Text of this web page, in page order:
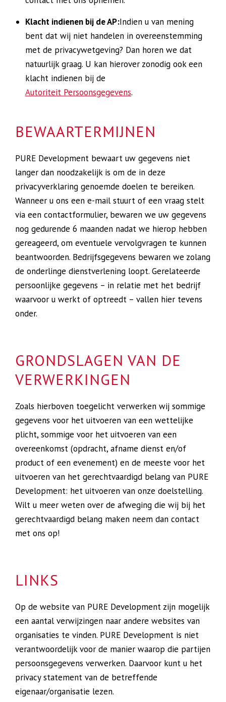
Klacht indienen bij de AP:Indien u van mening
bent dat wij niet handelen in overeenstemming
met de privacywetgeving? Dan horen we dat
natuurlijk graag. U kan hierover zonodig ook een
klacht indienen bij de
Autoriteit Persoonsgegevens.
BEWAARTERMIJNEN
PURE Development bewaart uw gegevens niet
langer dan noodzakelijk is om de in deze
privacyverklaring genoemde doelen te bereiken.
Wanneer u ons een e-mail stuurt of een vraag stelt
via een contactformulier, bewaren we uw gegevens
nog gedurende 6 maanden nadat we hierop hebben
gereageerd, om eventuele vervolgvragen te kunnen
beantwoorden. Bedrijfsgegevens bewaren we zolang
de onderlinge dienstverlening loopt. Gerelateerde
persoonlijke gegevens – in relatie met het bedrijf
waarvoor u werkt of optreedt – vallen hier tevens
onder.
GRONDSLAGEN VAN DE
VERWERKINGEN
Zoals hierboven toegelicht verwerken wij sommige
gegevens voor het uitvoeren van een wettelijke
plicht, sommige voor het uitvoeren van een
overeenkomst (opdracht, afname dienst en/of
product of een evenement) en de meeste voor het
uitvoeren van het gerechtvaardigd belang van PURE
Development: het uitvoeren van onze doelstelling.
Wilt u meer weten over de afweging die wij bij het
gerechtvaardigd belang maken neem dan contact
met ons op!
LINKS
Op de website van PURE Development zijn mogelijk
een aantal verwijzingen naar andere websites van
organisaties te vinden. PURE Development is niet
verantwoordelijk voor de manier waarop die partijen
persoonsgegevens verwerken. Daarvoor kunt u het
privacy statement van de betreffende
eigenaar/organisatie lezen.